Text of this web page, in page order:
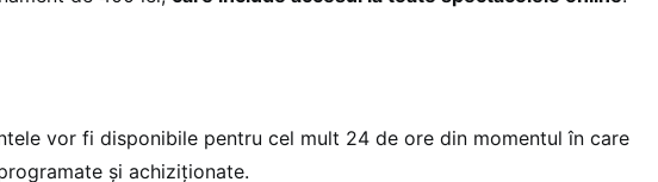
vor fi disponibile pentru cel mult 24 de ore din momentul în care
și achiziționate.